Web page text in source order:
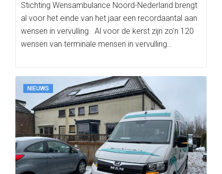
Stichting Wensambulance Noord-Nederland brengt
al voor het einde van het jaar een recordaantal aan
wensen in vervulling. Al voor de kerst zijn zo’n 120
wensen van terminale mensen in vervulling…
NIEUWS